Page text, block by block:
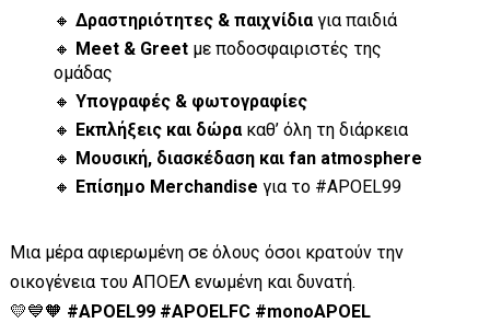
🔸 Δραστηριότητες & παιχνίδιαγια παιδιά
🔸 Meet & Greetμε ποδοσφαιριστές της
ομάδας
🔸 Υπογραφές & φωτογραφίες
🔸 Εκπλήξεις και δώρακαθ’ όλη τη διάρκεια
🔸 Μουσική, διασκέδαση και fan atmosphere
🔸 Επίσημο Merchandise για το #APOEL99
Μια μέρα αφιερωμένη σε όλους όσοι κρατούν την
οικογένεια του ΑΠΟΕΛ ενωμένη και δυνατή.
💛💙🧡 #APOEL99 #APOELFC #monoAPOEL